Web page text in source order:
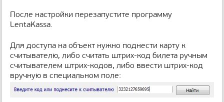
После настройки перезапустите программу
LentaKassa.
Для доступа на объект нужно поднести карту к
считывателю, либо считать штрих-код билета ручным
считывателем штрих-кодов, либо ввести штрих-код
вручную в специальном поле: